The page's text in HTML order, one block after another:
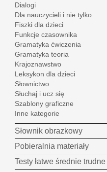
Dialogi
Dla nauczycieli i nie tylko
Fiszki dla dzieci
Funkcje czasownika
Gramatyka ćwiczenia
Gramatyka teoria
Krajoznawstwo
Leksykon dla dzieci
Słownictwo
Słuchaj i ucz się
Szablony graficzne
Inne kategorie
Słownik obrazkowy
Pobieralnia materiały
Testy łatwe średnie trudne